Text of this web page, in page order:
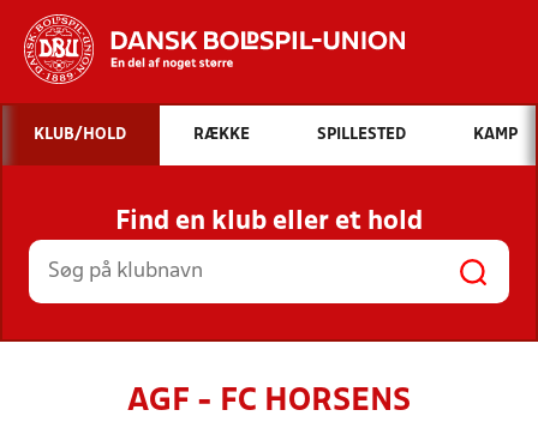
Hvad vil du søge efter?
INDHOLD OG NYHEDER
STILLINGER, RESULTATER, KLUBBER OG
HOLD
KLUB/HOLD RÆKKE SPILLESTED KAMP
Find en klub eller et hold
AGF - FC HORSENS